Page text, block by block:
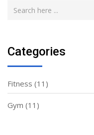
Categories
Fitness (11)
Gym (11)